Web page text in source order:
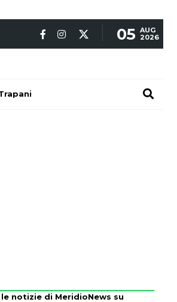
05 AUG
2026
le notizie di MeridioNews su